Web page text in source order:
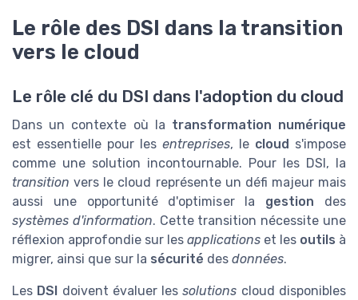
Le rôle des DSI dans la transition
vers le cloud
Le rôle clé du DSI dans l'adoption du cloud
Dans un contexte où la transformation numérique
est essentielle pour les entreprises, le cloud s'impose
comme une solution incontournable. Pour les DSI, la
transition vers le cloud représente un défi majeur mais
aussi une opportunité d'optimiser la gestion des
systèmes d'information. Cette transition nécessite une
réflexion approfondie sur les applications et les outils à
migrer, ainsi que sur la sécurité des données.
Les DSI doivent évaluer lessolutions cloud disponibles